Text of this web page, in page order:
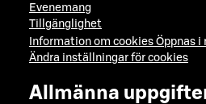
Evenemang
Tillgänglighet
Information om cookies Öppnas i
Ändra inställningar för cookies
Allmänna